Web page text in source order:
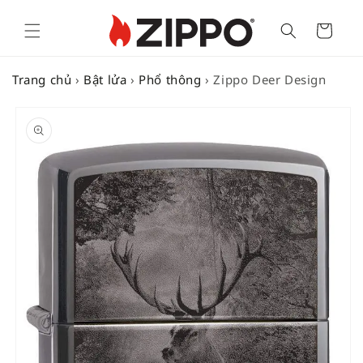
Cart
Trang chủ › Bật lửa › Phổ thông ›Zippo Deer Design
PRODUCT
INFORMATION